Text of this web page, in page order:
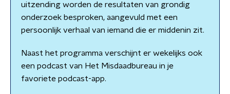
uitzending worden de resultaten van grondig
onderzoek besproken, aangevuld met een
persoonlijk verhaal van iemand die er middenin zit.
Naast het programma verschijnt er wekelijks ook
een podcast van Het Misdaadbureau in je
favoriete podcast-app.